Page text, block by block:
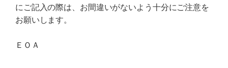
にご記入の際は、お間違いがないよう十分にご注意を
お願いします。
ＥＯＡ